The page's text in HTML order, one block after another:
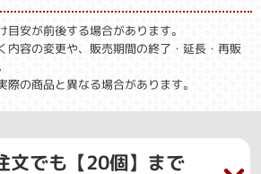
安が前後する場合があります。
容の変更や、販売期間の終了・延長・再販
の商品と異なる場合があります。
文でも【20個】まで